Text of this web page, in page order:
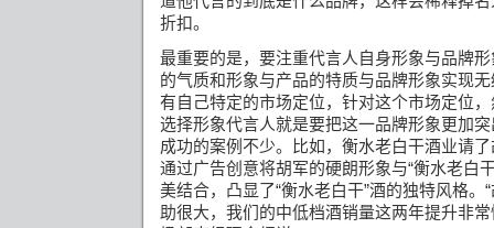
折扣。
最重要的是，要注重代言人自身形象与品牌
的气质和形象与产品的特质与品牌形象实现
有自己特定的市场定位，针对这个市场定位
选择形象代言人就是要把这一品牌形象更加
成功的案例不少。比如，衡水老白干酒业请
通过广告创意将胡军的硬朗形象与“衡水老白
美结合，凸显了“衡水老白干”酒的独特风格。
助很大，我们的中低档酒销量这两年提升非